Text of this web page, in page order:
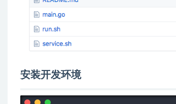
安装开发环境